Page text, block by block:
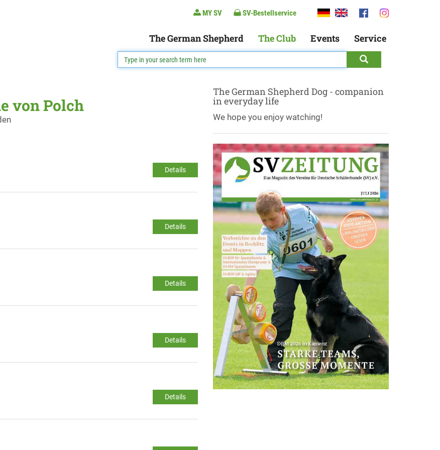
MY SV SV-Bestellservice
The German Shepherd The Club Events Service
von Polch
Details
Details
Details
Details
Details
The German Shepherd Dog - companion
in everyday life
We hope you enjoy watching!